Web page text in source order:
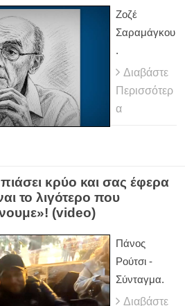
Ζοζέ
Σαραμάγκου
.
Διαβάστε
Περισσότερ
α
κρύο και σας έφερα
το λιγότερο που
(video)
Πάνος
Ρούτσι -
Σύνταγμα.
Διαβάστε